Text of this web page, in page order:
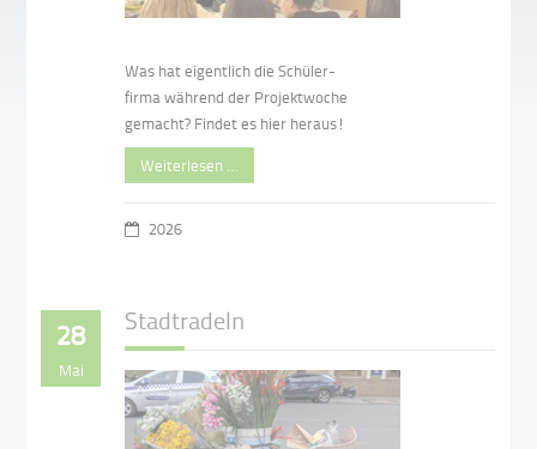
Was hat eigentlich die Schüler-
firma während der Projektwoche
gemacht? Findet es hier heraus!
Weiterlesen …
2026
28
Mai
Stadtradeln